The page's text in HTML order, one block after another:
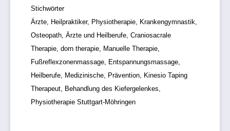
Stichwörter
Ärzte, Heilpraktiker, Physiotherapie, Krankengymnastik,
Osteopath, Ärzte und Heilberufe, Craniosacrale
Therapie, dorn therapie, Manuelle Therapie,
Fußreflexzonenmassage, Entspannungsmassage,
Heilberufe, Medizinische, Prävention, Kinesio Taping
Therapeut, Behandlung des Kiefergelenkes,
Physiotherapie Stuttgart-Möhringen